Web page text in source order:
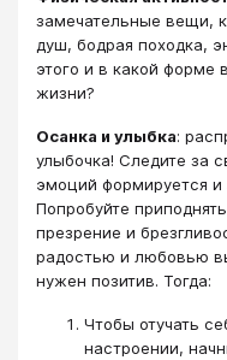
замечательные вещи,
душ, бодрая походка,
этого и в какой форме
жизни?
Осанка и улыбка:
улыбочка! Следите за
эмоций формируется и
Попробуйте
презрение и
радостью и любовью
нужен позитив. Тогда:
Чтобы отучать
настроении,